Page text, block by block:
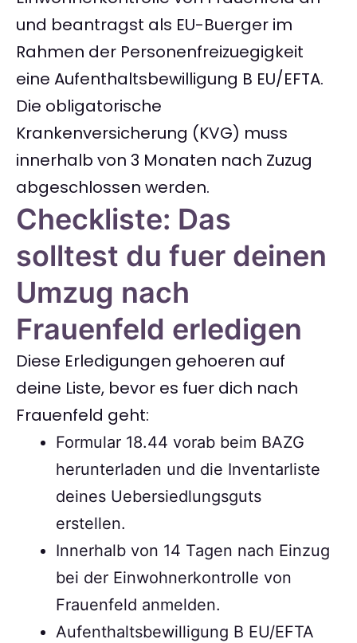
und beantragst als EU-Buerger im
Rahmen der Personenfreizuegigkeit
eine Aufenthaltsbewilligung B EU/EFTA.
Die obligatorische
Krankenversicherung (KVG) muss
innerhalb von 3 Monaten nach Zuzug
abgeschlossen werden.
Checkliste: Das
solltest du fuer deinen
Umzug nach
Frauenfeld erledigen
Diese Erledigungen gehoeren auf
deine Liste, bevor es fuer dich nach
Frauenfeld geht:
Formular 18.44 vorab beim BAZG
herunterladen und die Inventarliste
deines Uebersiedlungsguts
erstellen.
Innerhalb von 14 Tagen nach Einzug
bei der Einwohnerkontrolle von
Frauenfeld anmelden.
Aufenthaltsbewilligung B EU/EFTA